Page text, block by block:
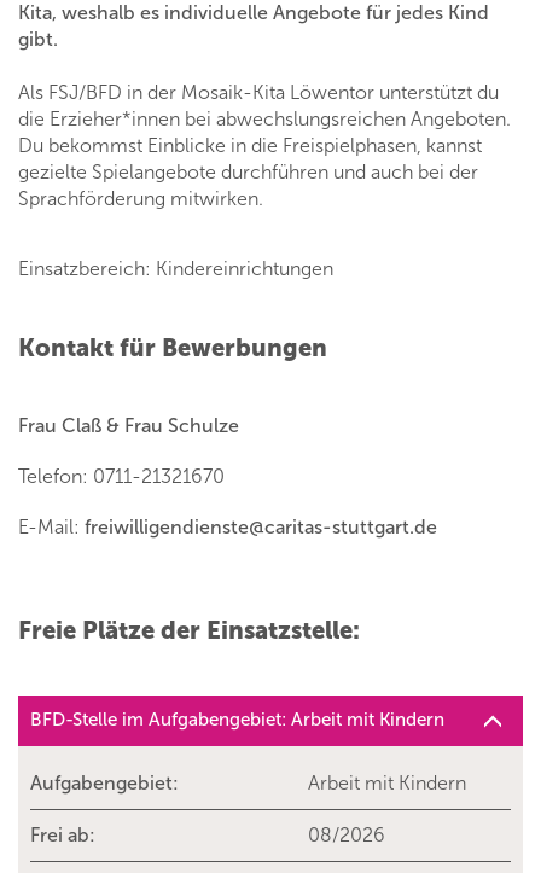
Kita, weshalb es individuelle Angebote für jedes Kind
gibt.
Als FSJ/BFD in der Mosaik-Kita Löwentor unterstützt du
die Erzieher*innen bei abwechslungsreichen Angeboten.
Du bekommst Einblicke in die Freispielphasen, kannst
gezielte Spielangebote durchführen und auch bei der
Sprachförderung mitwirken.
Einsatzbereich: Kindereinrichtungen
Kontakt für Bewerbungen
Frau Claß & Frau Schulze
Telefon: 0711-21321670
E-Mail: freiwilligendienste@caritas-stuttgart.de
Freie Plätze der Einsatzstelle:
BFD-Stelle im Aufgabengebiet: Arbeit mit Kindern
Aufgabengebiet: Arbeit mit Kindern
Frei ab: 08/2026